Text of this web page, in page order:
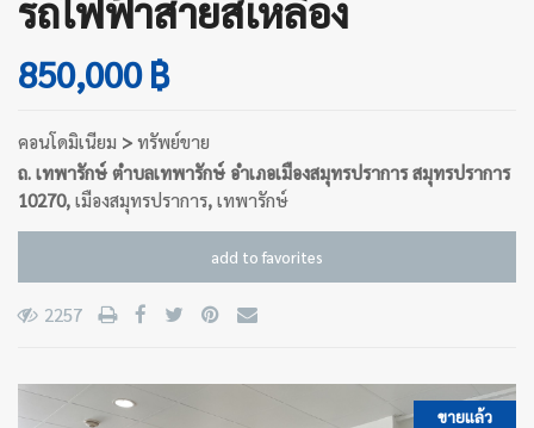
รถไฟฟ้าสายสีเหลือง
850,000 ฿
คอนโดมิเนียม > ทรัพย์ขาย
ถ. เทพารักษ์ ตำบลเทพารักษ์ อำเภอเมืองสมุทรปราการ สมุทรปราการ
10270, เมืองสมุทรปราการ, เทพารักษ์
add to favorites
2257
ขายแล้ว